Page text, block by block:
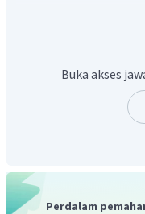
Jadi, banyak suku
Buka akses
Perdalam